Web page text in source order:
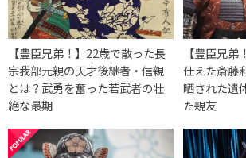
【豊臣兄弟！】22歳で散った長
宗我部元親の天才後継者・信親
とは？武勇を奮った若武者の壮
絶な最期
【豊臣兄
仕えた斎藤
晒された遺
た親友